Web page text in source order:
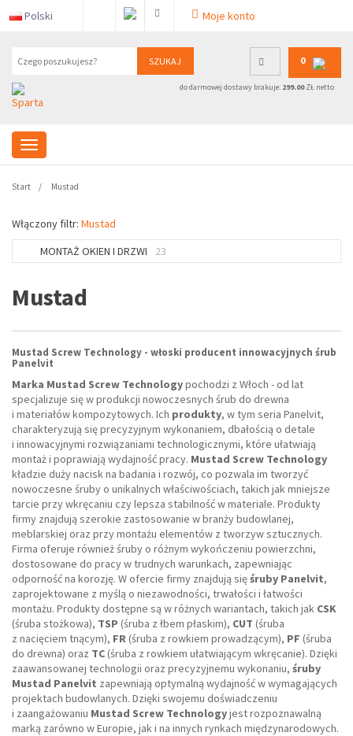
Polski Moje konto
SZUKAJ 0
do darmowej dostawy brakuje: 299.00ZŁ netto
Start Mustad
Włączony filtr: Mustad
MONTAŻ OKIEN I DRZWI
23
Mustad
Mustad Screw Technology - włoski producent innowacyjnych śrub
Panelvit
Marka Mustad Screw Technologypochodzi z Włoch - od lat
specjalizuje się w produkcji nowoczesnych śrub do drewna
i materiałów kompozytowych. Ich produkty, w tym seria Panelvit,
charakteryzują się precyzyjnym wykonaniem, dbałością o detale
i innowacyjnymi rozwiązaniami technologicznymi, które ułatwiają
montaż i poprawiają wydajność pracy. Mustad Screw Technology
kładzie duży nacisk na badania i rozwój, co pozwala im tworzyć
nowoczesne śruby o unikalnych właściwościach, takich jak mniejsze
tarcie przy wkręcaniu czy lepsza stabilność w materiale. Produkty
firmy znajdują szerokie zastosowanie w branży budowlanej,
meblarskiej oraz przy montażu elementów z tworzyw sztucznych.
Firma oferuje również śruby o różnym wykończeniu powierzchni,
dostosowane do pracy w trudnych warunkach, zapewniając
odporność na korozję. W ofercie firmy znajdują sięśruby Panelvit,
zaprojektowane z myślą o niezawodności, trwałości i łatwości
montażu. Produkty dostępne są w różnych wariantach, takich jak CSK
(śruba stożkowa), TSP (śruba z łbem płaskim), CUT (śruba
z nacięciem tnącym), FR(śruba z rowkiem prowadzącym), PF (śruba
do drewna) oraz TC(śruba z rowkiem ułatwiającym wkręcanie). Dzięki
zaawansowanej technologii oraz precyzyjnemu wykonaniu, śruby
Mustad Panelvit zapewniają optymalną wydajność w wymagających
projektach budowlanych. Dzięki swojemu doświadczeniu
i zaangażowaniu Mustad Screw Technologyjest rozpoznawalną
marką zarówno w Europie, jak i na innych rynkach międzynarodowych.